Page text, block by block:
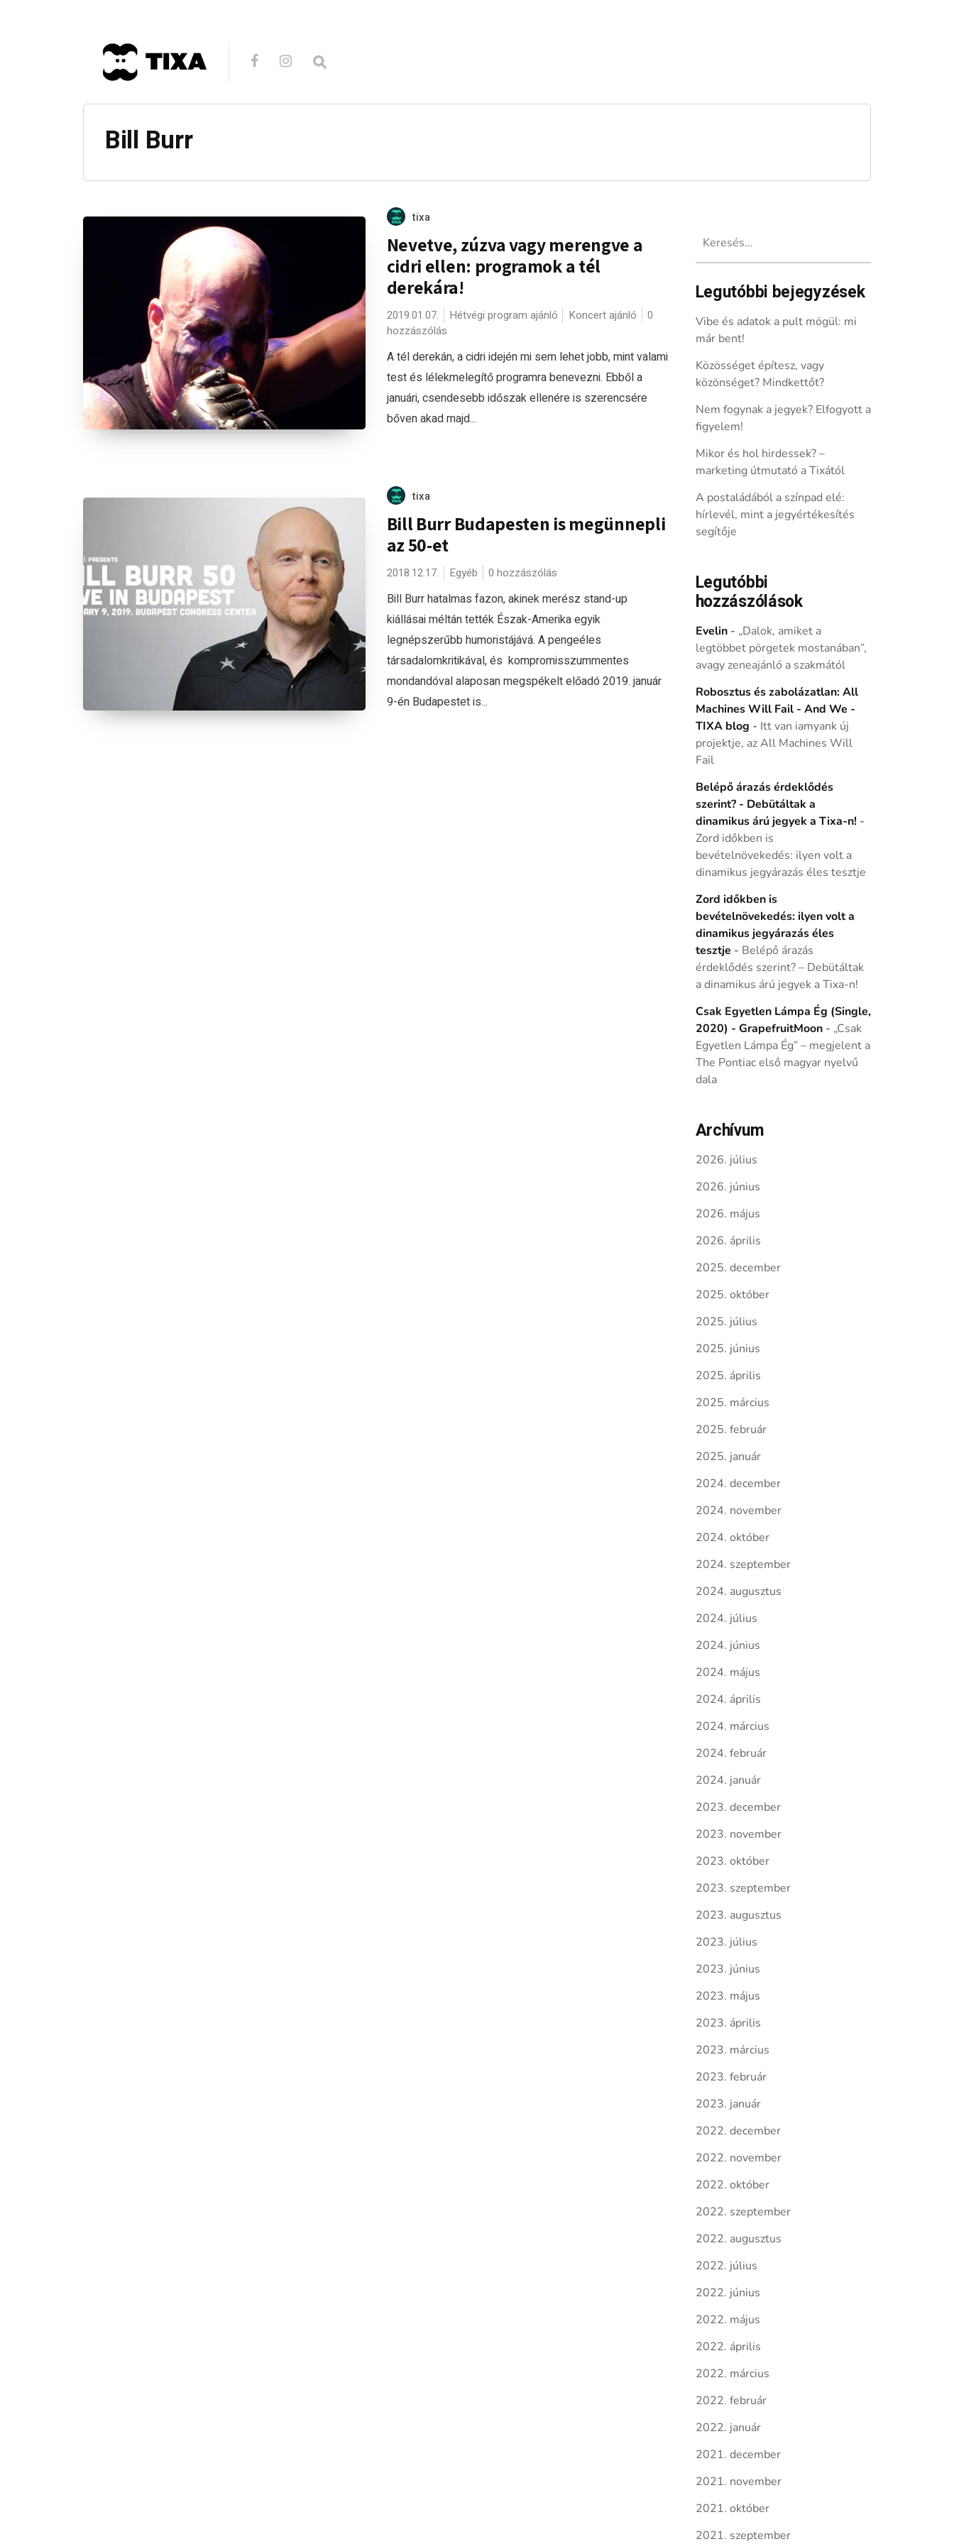
Bill Burr
tixa
Nevetve, zúzva vagy merengve a
cidri ellen: programok a tél
derekára!
2019.01.07. Hétvégi program ajánló Koncert ajánló
0
hozzászólás
A tél derekán, a cidri idején mi sem lehet jobb, mint valami
test és lélekmelegítő programra benevezni. Ebből a
januári, csendesebb időszak ellenére is szerencsére
bőven akad majd...
tixa
Bill Burr Budapesten is megünnepli
az 50-et
2018.12.17. Egyéb 0 hozzászólás
Bill Burr hatalmas fazon, akinek merész stand-up
kiállásai méltán tették Észak-Amerika egyik
legnépszerűbb humoristájává. A pengeéles
társadalomkritikával, és kompromisszummentes
mondandóval alaposan megspékelt előadó 2019. január
9-én Budapestet is...
Legutóbbi bejegyzések
Vibe és adatok a pult mögül: mi
már bent!
Közösséget építesz, vagy
közönséget? Mindkettőt?
Nem fogynak a jegyek? Elfogyott a
figyelem!
Mikor és hol hirdessek? –
marketing útmutató a Tixától
A postaládából a színpad elé:
hírlevél, mint a jegyértékesítés
segítője
Legutóbbi
hozzászólások
Evelin- „Dalok, amiket a
legtöbbet pörgetek mostanában”,
avagy zeneajánló a szakmától
Robosztus és zabolázatlan: All
Machines Will Fail - And We -
TIXA blog - Itt van iamyank új
projektje, az All Machines Will
Fail
Belépő árazás érdeklődés
szerint? - Debütáltak a
dinamikus árú jegyek a Tixa-n! -
Zord időkben is
bevételnövekedés: ilyen volt a
dinamikus jegyárazás éles tesztje
Zord időkben is
bevételnövekedés: ilyen volt a
dinamikus jegyárazás éles
tesztje - Belépő árazás
érdeklődés szerint? – Debütáltak
a dinamikus árú jegyek a Tixa-n!
Csak Egyetlen Lámpa Ég (Single,
2020) - GrapefruitMoon- „Csak
Egyetlen Lámpa Ég” – megjelent a
The Pontiac első magyar nyelvű
dala
Archívum
2026. július
2026. június
2026. május
2026. április
2025. december
2025. október
2025. július
2025. június
2025. április
2025. március
2025. február
2025. január
2024. december
2024. november
2024. október
2024. szeptember
2024. augusztus
2024. július
2024. június
2024. május
2024. április
2024. március
2024. február
2024. január
2023. december
2023. november
2023. október
2023. szeptember
2023. augusztus
2023. július
2023. június
2023. május
2023. április
2023. március
2023. február
2023. január
2022. december
2022. november
2022. október
2022. szeptember
2022. augusztus
2022. július
2022. június
2022. május
2022. április
2022. március
2022. február
2022. január
2021. december
2021. november
2021. október
2021. szeptember